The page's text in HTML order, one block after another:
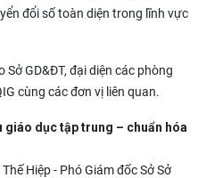
đổi số toàn diện trong lĩnh vực
GD&ĐT, đại diện các phòng
cùng các đơn vị liên quan.
giáo dục tập trung – chuẩn hóa
Hiệp - Phó Giám đốc Sở Sở